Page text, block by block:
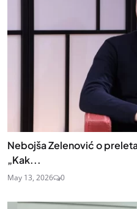
Nebojša Zelenović o
„Kak...
May 13, 2026 0